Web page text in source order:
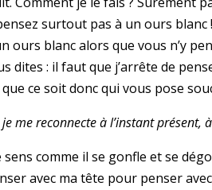
surtout pas à un ours blanc !
ours blanc alors que vous n’y
dites : il faut que j’arrête de
ce soit donc qui vous pose
me reconnecte à l’instant présent,
comme il se gonfle et se
avec ma tête pour penser